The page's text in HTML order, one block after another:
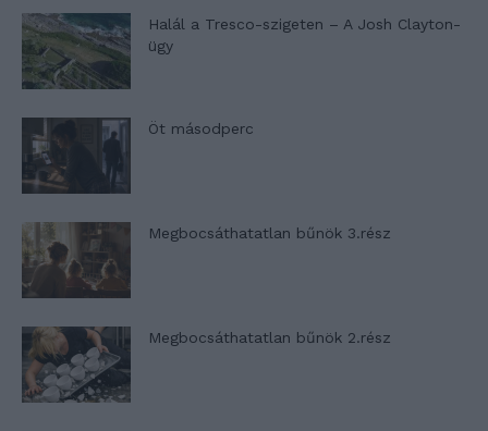
Halál a Tresco-szigeten – A Josh Clayton-
ügy
Öt másodperc
Megbocsáthatatlan bűnök 3.rész
Megbocsáthatatlan bűnök 2.rész